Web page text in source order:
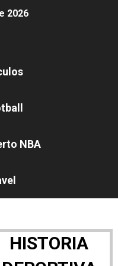
2026
abiertas 2026
moderno 2026
Bretaña
2026 - Playoffs
diving 2026 (París,
Heights ponen fin
NBA
HISTORIA